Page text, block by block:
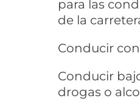
para las
de la
Conducir
Conducir
drogas o